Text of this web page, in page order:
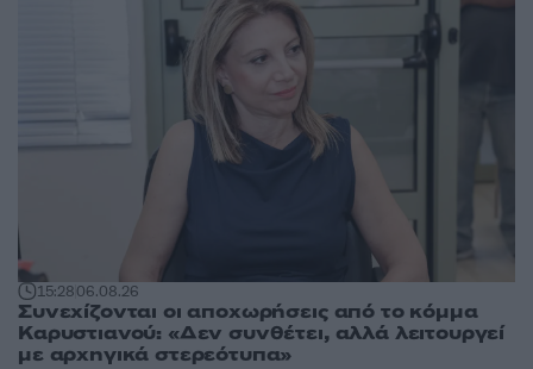
15:2806.08.26
Συνεχίζονται οι αποχωρήσεις από το κόμμα
Καρυστιανού: «Δεν συνθέτει, αλλά λειτουργεί
με αρχηγικά στερεότυπα»